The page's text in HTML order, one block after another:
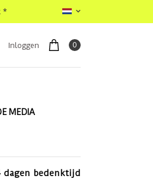
*
Inloggen 0
MEDIA
dagen bedenktijd